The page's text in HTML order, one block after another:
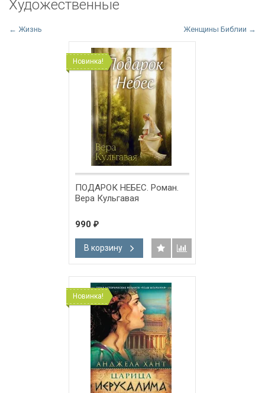
Художественные
Женщины Библии →
← Жизнь
Новинка!
ПОДАРОК НЕБЕС. Роман.
Вера Кульгавая
990 ₽
В корзину
Новинка!